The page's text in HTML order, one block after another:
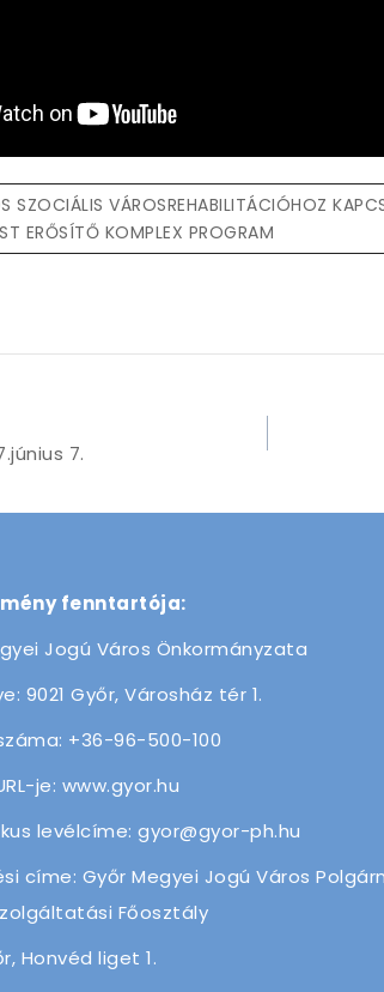
SZOCIÁLIS VÁROSREHABILITÁCIÓHOZ
ERŐSÍTŐ KOMPLEX PROGRAM
7.
fenntartója:
Jogú Város Önkormányzata
9021 Győr, Városház tér 1.
+36-96-500-100
je: www.gyor.hu
levélcíme: gyor@gyor-ph.hu
címe: Győr Megyei Jogú Város
Főosztály
Honvéd liget 1.